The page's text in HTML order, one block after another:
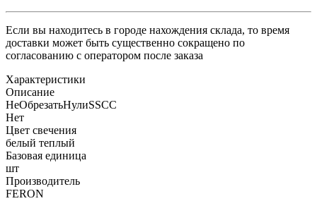
Если вы находитесь в городе нахождения склада, то время
доставки может быть существенно сокращено по
согласованию с оператором после заказа
Характеристики
Описание
НеОбрезатьНулиSSCC
Нет
Цвет свечения
белый теплый
Базовая единица
шт
Производитель
FERON